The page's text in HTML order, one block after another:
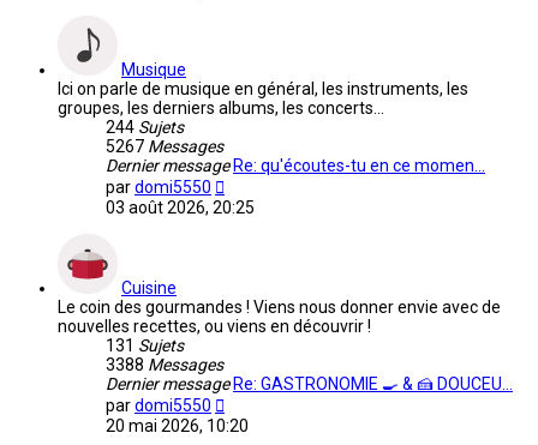
Musique
Ici on parle de musique en général, les instruments, les
groupes, les derniers albums, les concerts...
244 Sujets
5267 Messages
Dernier message Re: qu'écoutes-tu en ce momen…
pardomi5550
le
03 août 2026, 20:25
Cuisine
Le coin des gourmandes ! Viens nous donner envie avec de
nouvelles recettes, ou viens en découvrir !
131 Sujets
3388 Messages
Dernier message Re: GASTRONOMIE 🍳 & 🍰 DOUCEU…
pardomi5550
le
20 mai 2026, 10:20